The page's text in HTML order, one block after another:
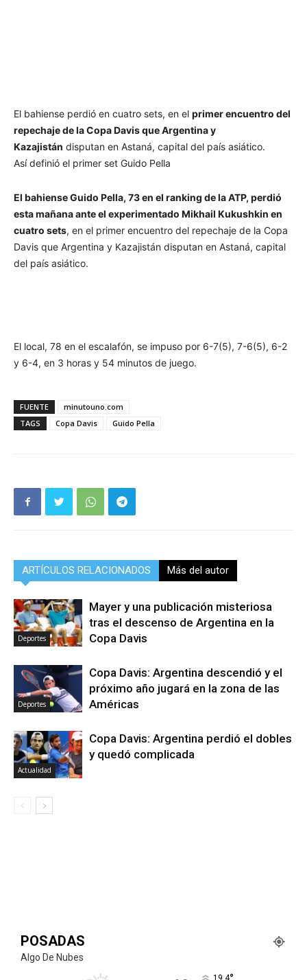
El bahiense perdió en cuatro sets, en el primer encuentro del
repechaje de la Copa Davis que Argentina y
Kazajistán disputan en Astaná, capital del país asiático.
Así definió el primer set Guido Pella
El bahiense Guido Pella, 73 en el ranking de la ATP, perdió
esta mañana ante el experimentado Mikhail Kukushkin en
cuatro sets, en el primer encuentro del repechaje de la Copa
Davis que Argentina y Kazajistán disputan en Astaná, capital
del país asiático.
El local, 78 en el escalafón, se impuso por 6-7(5), 7-6(5), 6-2
y 6-4, en 3 horas y 54 minutos de juego.
FUENTE
minutouno.com
TAGS
Copa Davis Guido Pella
ARTÍCULOS RELACIONADOS Más del autor
Deportes
Mayer y una publicación misteriosa
tras el descenso de Argentina en la
Copa Davis
Deportes
Copa Davis: Argentina descendió y el
próximo año jugará en la zona de las
Américas
Actualidad
Copa Davis: Argentina perdió el dobles
y quedó complicada
POSADAS
Algo De Nubes